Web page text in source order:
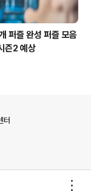
퍼즐 완성 퍼즐 모음
즌2 예상
터